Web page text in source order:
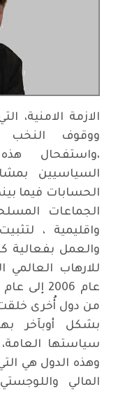
الازمة الامنية،
ووقوف النخب
،واستفحال
السياسيين
الحسابات فيما
الجماعات
واقليمية ،
والعمل بفعالية
للارهاب
من دول أُخرى
بشكل أوبآخر
سياستها
وهذه الدول هي
المالي